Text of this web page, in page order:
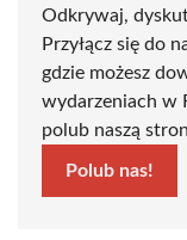
Odkrywaj,
Przyłącz się do
gdzie możesz
wydarzeniach w
polub naszą
Polub nas!